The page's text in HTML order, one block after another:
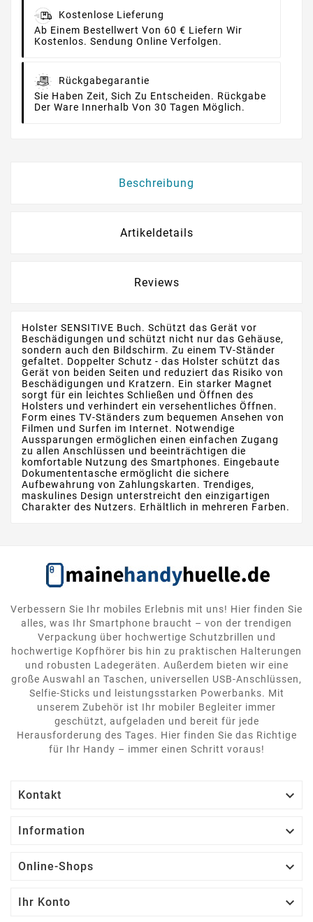
Kostenlose Lieferung
Ab Einem Bestellwert Von 60 € Liefern Wir
Kostenlos. Sendung Online Verfolgen.
Rückgabegarantie
Sie Haben Zeit, Sich Zu Entscheiden. Rückgabe
Der Ware Innerhalb Von 30 Tagen Möglich.
Beschreibung
Artikeldetails
Reviews
Holster SENSITIVE Buch. Schützt das Gerät vor
Beschädigungen und schützt nicht nur das Gehäuse,
sondern auch den Bildschirm. Zu einem TV-Ständer
gefaltet. Doppelter Schutz - das Holster schützt das
Gerät von beiden Seiten und reduziert das Risiko von
Beschädigungen und Kratzern. Ein starker Magnet
sorgt für ein leichtes Schließen und Öffnen des
Holsters und verhindert ein versehentliches Öffnen.
Form eines TV-Ständers zum bequemen Ansehen von
Filmen und Surfen im Internet. Notwendige
Aussparungen ermöglichen einen einfachen Zugang
zu allen Anschlüssen und beeinträchtigen die
komfortable Nutzung des Smartphones. Eingebaute
Dokumententasche ermöglicht die sichere
Aufbewahrung von Zahlungskarten. Trendiges,
maskulines Design unterstreicht den einzigartigen
Charakter des Nutzers. Erhältlich in mehreren Farben.
Verbessern Sie Ihr mobiles Erlebnis mit uns! Hier finden Sie
alles, was Ihr Smartphone braucht – von der trendigen
Verpackung über hochwertige Schutzbrillen und
hochwertige Kopfhörer bis hin zu praktischen Halterungen
und robusten Ladegeräten. Außerdem bieten wir eine
große Auswahl an Taschen, universellen USB-Anschlüssen,
Selfie-Sticks und leistungsstarken Powerbanks. Mit
unserem Zubehör ist Ihr mobiler Begleiter immer
geschützt, aufgeladen und bereit für jede
Herausforderung des Tages. Hier finden Sie das Richtige
für Ihr Handy – immer einen Schritt voraus!
Kontakt 
Information 
Online-Shops 
Ihr Konto 